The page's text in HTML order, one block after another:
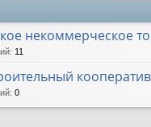
некоммерческое
: 11
: 0